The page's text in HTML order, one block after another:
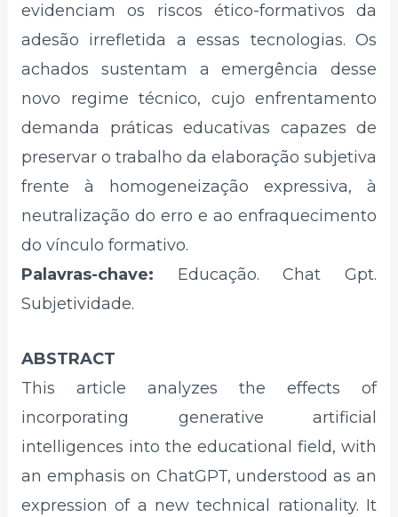
evidenciam os riscos ético-formativos da
adesão irrefletida a essas tecnologias. Os
achados sustentam a emergência desse
novo regime técnico, cujo enfrentamento
demanda práticas educativas capazes de
preservar o trabalho da elaboração subjetiva
frente à homogeneização expressiva, à
neutralização do erro e ao enfraquecimento
do vínculo formativo.
Palavras-chave: Educação. Chat Gpt.
Subjetividade.
ABSTRACT
This article analyzes the effects of
incorporating generative artificial
intelligences into the educational field, with
an emphasis on ChatGPT, understood as an
expression of a new technical rationality. It